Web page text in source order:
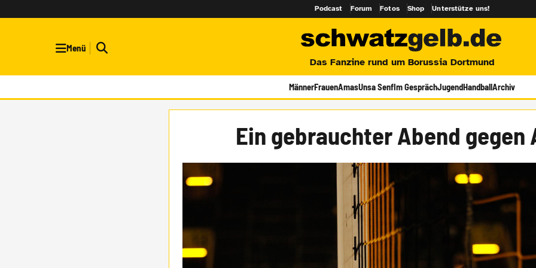
Podcast Forum Fotos Shop Unterstütze uns!
Menü
Das Fanzine rund um Borussia Dortmund
MännerFrauenAmasUnsa SenfIm GesprächJugendHandballArchiv
Ein gebrauchter Abend gegen